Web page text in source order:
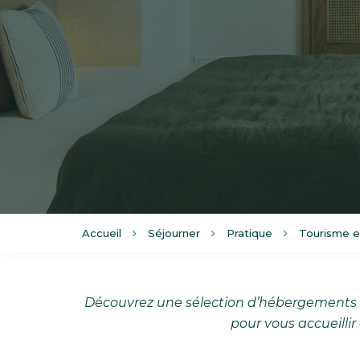
Accueil Séjourner Pratique Tourisme
Découvrez une sélection
pour vous